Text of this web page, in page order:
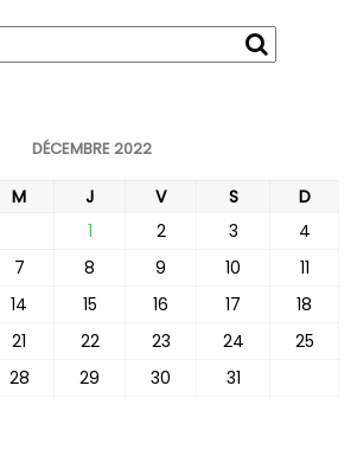
DÉCEMBRE 2022
M J V S
D
1
2 3
4
7 8 9 10
11
14 15 16 17
18
21 22 23 24
25
28 29 30 31